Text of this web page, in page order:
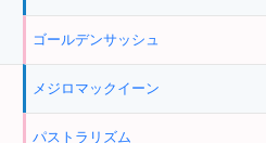
ゴールデンサッシュ
メジロマックイーン
パストラリズム